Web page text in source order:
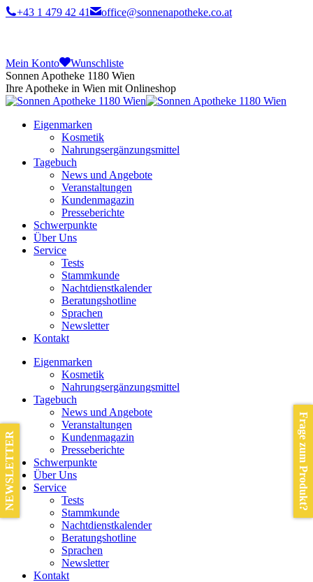
+43 1 479 42 41 office@sonnenapotheke.co.at
Mein Konto
Wunschliste
Sonnen Apotheke 1180 Wien
Ihre Apotheke in Wien mit Onlineshop
Eigenmarken
Kosmetik
Nahrungsergänzungsmittel
Tagebuch
News und Angebote
Veranstaltungen
Kundenmagazin
Presseberichte
Schwerpunkte
Über Uns
Service
Tests
Stammkunde
Nachtdienstkalender
Beratungshotline
Sprachen
Newsletter
Kontakt
Eigenmarken
Kosmetik
Nahrungsergänzungsmittel
Tagebuch
News und Angebote
Veranstaltungen
Kundenmagazin
Presseberichte
Schwerpunkte
Über Uns
Service
Tests
Stammkunde
Nachtdienstkalender
Beratungshotline
Sprachen
Newsletter
Kontakt
Frage zum Produkt?
NEWSLETTER